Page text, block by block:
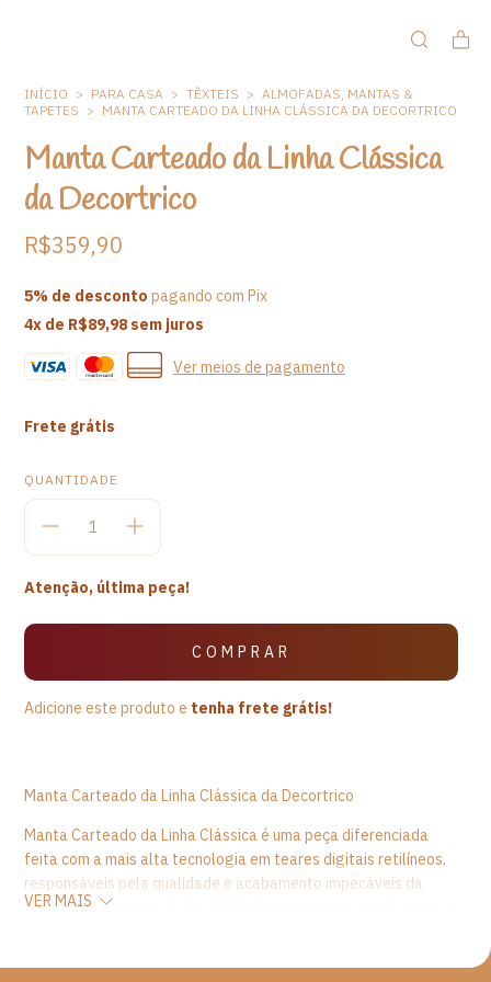
INÍCIO > PARA CASA > TÊXTEIS > ALMOFADAS, MANTAS &
TAPETES > MANTA CARTEADO DA LINHA CLÁSSICA DA DECORTRICO
Manta Carteado da Linha Clássica
da Decortrico
R$359,90
5% de desconto pagando com Pix
4x de R$89,98sem juros
Ver meios de pagamento
Frete grátis
QUANTIDADE
Atenção, última peça!
Adicione este produto e tenha frete grátis!
Manta Carteado da Linha Clássica da Decortrico
Manta Carteado da Linha Clássica é uma peça diferenciada
feita com a mais alta tecnologia em teares digitais retilíneos,
responsáveis pela qualidade e acabamento impecáveis da
Decortrico. A manta de fio de lã básico nas cores verde, preto e
VER MAIS